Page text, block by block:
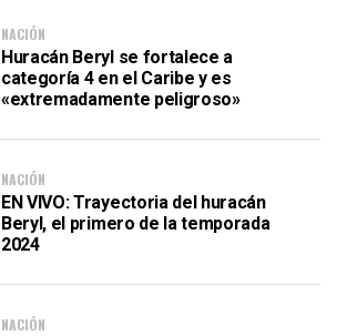
NACIÓN
Huracán Beryl se fortalece a
categoría 4 en el Caribe y es
«extremadamente peligroso»
NACIÓN
EN VIVO: Trayectoria del huracán
Beryl, el primero de la temporada
2024
NACIÓN